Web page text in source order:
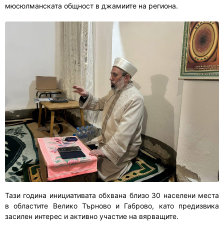
мюсюлманската общност в джамиите на региона.
Тази година инициативата обхвана близо 30 населени места
в областите Велико Търново и Габрово, като предизвика
засилен интерес и активно участие на вярващите.